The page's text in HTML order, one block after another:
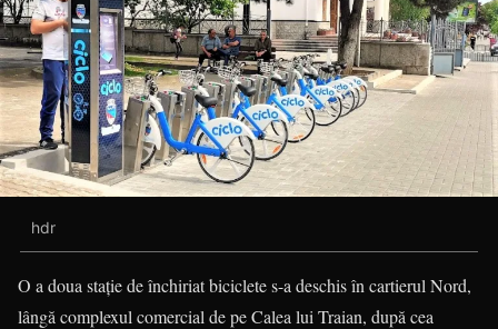
hdr
O a doua staţie de închiriat biciclete s-a deschis în cartierul Nord,
lângă complexul comercial de pe Calea lui Traian, după cea